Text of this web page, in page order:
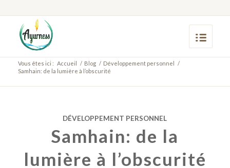
Vous êtes ici : Accueil / Blog / Développement personnel /
Samhain: de la lumière à l’obscurité
DÉVELOPPEMENT PERSONNEL
Samhain: de la
lumière à l’obscurité